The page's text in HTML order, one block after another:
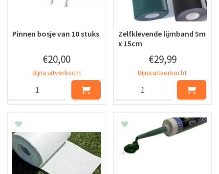
Pinnen bosje van 10 stuks
€20,00
Bijna uitverkocht
Zelfklevende lijmband 5m
x 15cm
€29,99
Bijna uitverkocht